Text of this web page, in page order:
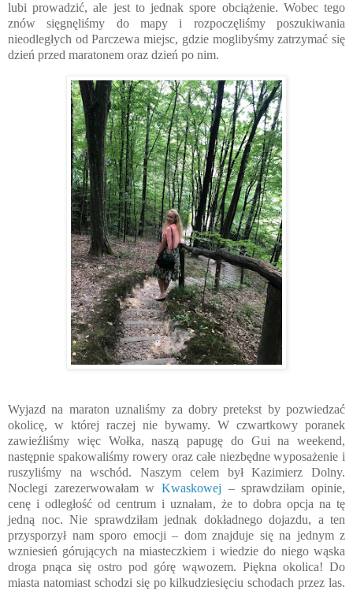
lubi prowadzić, ale jest to jednak spore obciążenie. Wobec tego
znów sięgnęliśmy do mapy i rozpoczęliśmy poszukiwania
nieodległych od Parczewa miejsc, gdzie moglibyśmy zatrzymać się
dzień przed maratonem oraz dzień po nim.
Wyjazd na maraton uznaliśmy za dobry pretekst by pozwiedzać
okolicę, w której raczej nie bywamy. W czwartkowy poranek
zawieźliśmy więc Wołka, naszą papugę do Gui na weekend,
następnie spakowaliśmy rowery oraz całe niezbędne wyposażenie i
ruszyliśmy na wschód. Naszym celem był Kazimierz Dolny.
Noclegi zarezerwowałam w Kwaskowej – sprawdziłam opinie,
cenę i odległość od centrum i uznałam, że to dobra opcja na tę
jedną noc. Nie sprawdziłam jednak dokładnego dojazdu, a ten
przysporzył nam sporo emocji – dom znajduje się na jednym z
wzniesień górujących na miasteczkiem i wiedzie do niego wąska
droga pnąca się ostro pod górę wąwozem. Piękna okolica! Do
miasta natomiast schodzi się po kilkudziesięciu schodach przez las.